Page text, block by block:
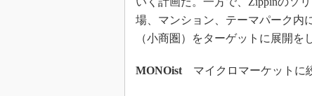
場、マンション、テーマパーク内
（小商圏）をターゲットに展開を
MONOist マイクロマーケットに